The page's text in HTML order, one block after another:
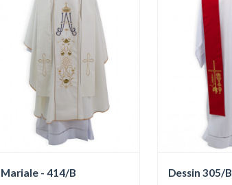
Mariale - 414/B Dessin 305/B